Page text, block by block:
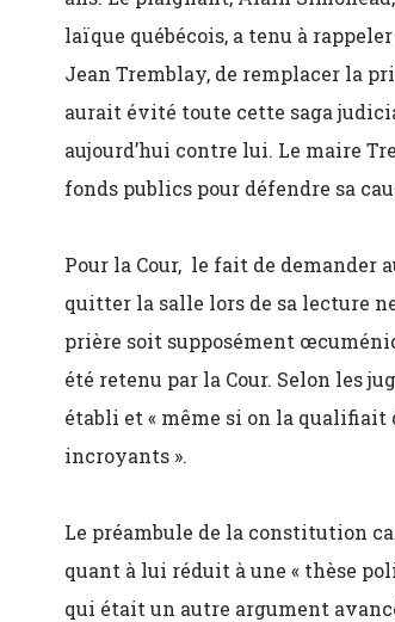
laïque québécois, a tenu à
Jean Tremblay, de remplacer la
aurait évité toute cette saga
aujourd’hui contre lui. Le maire
fonds publics pour défendre sa
Pour la Cour, le fait de demander
quitter la salle lors de sa lecture
prière soit supposément
été retenu par la Cour. Selon les
établi et « même si on la qualifiait
incroyants ».
Le préambule de la constitution
quant à lui réduit à une « thèse
qui était un autre argument